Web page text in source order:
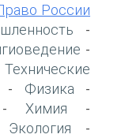
России
-
-
Технические
- Физика -
Химия -
Экология -